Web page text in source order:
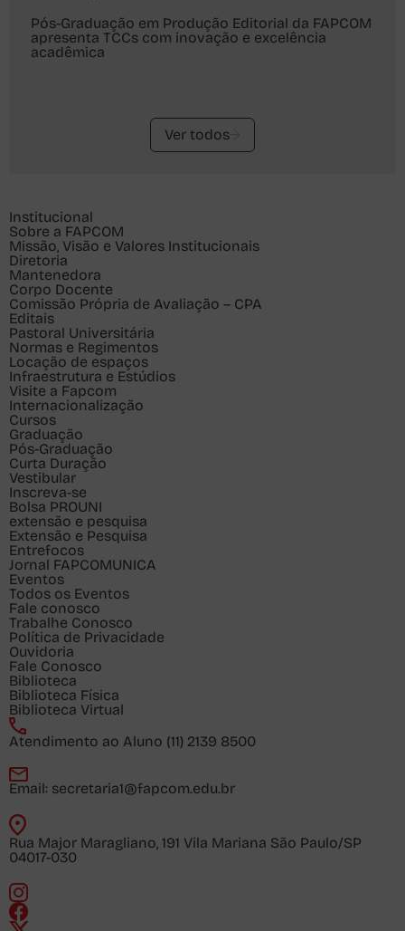
Pós-Graduação em Produção Editorial da FAPCOM
apresenta TCCs com inovação e excelência
acadêmica
Ver todos
Institucional
Sobre a FAPCOM
Missão, Visão e Valores Institucionais
Diretoria
Mantenedora
Corpo Docente
Comissão Própria de Avaliação – CPA
Editais
Pastoral Universitária
Normas e Regimentos
Locação de espaços
Infraestrutura e Estúdios
Visite a Fapcom
Internacionalização
Cursos
Graduação
Pós-Graduação
Curta Duração
Vestibular
Inscreva-se
Bolsa PROUNI
extensão e pesquisa
Extensão e Pesquisa
Entrefocos
Jornal FAPCOMUNICA
Eventos
Todos os Eventos
Fale conosco
Trabalhe Conosco
Política de Privacidade
Ouvidoria
Fale Conosco
Biblioteca
Biblioteca Física
Biblioteca Virtual
Atendimento ao Aluno (11) 2139 8500
Email: secretaria1@fapcom.edu.br
Rua Major Maragliano, 191 Vila Mariana São Paulo/SP
04017-030